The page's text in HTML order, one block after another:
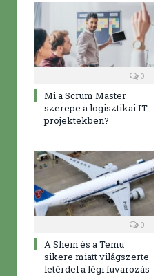
0
Mi a Scrum Master
szerepe a logisztikai IT
projektekben?
0
A Shein és a Temu
sikere miatt világszerte
letérdel a légi fuvarozás